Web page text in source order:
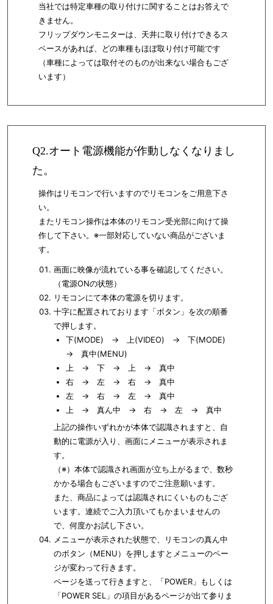
当社では特定車種の取り付けに関することはお答えで
きません。
フリップダウンモニターは、天井に取り付けできるス
ペースがあれば、どの車種もほぼ取り付け可能です
（車種によっては取付そのものが出来ない場合もござ
います）
Q2.オート電源機能が作動しなくなりまし
た。
操作はリモコンで行いますのでリモコンをご用意下さ
い。
またリモコン操作は本体のリモコン受光部に向けて操
作して下さい。※一部対応していない商品がございま
す。
画面に映像が流れている事を確認してください。
（電源ONの状態）
リモコンにて本体の電源を切ります。
十字に配置されております「ボタン」を次の順番
で押します。
下(MODE) → 上(VIDEO) → 下(MODE)
→ 真中(MENU)
上 → 下 → 上 → 真中
右 → 左 → 右 → 真中
左 → 右 → 左 → 真中
上 → 真ん中 → 右 → 左 → 真中
上記の操作いずれかが本体で認識されますと、自
動的に電源が入り、画面にメニューが表示されま
す。
（※）本体で認識され画面が立ち上がるまで、数秒
かかる場合もございますのでご注意願います。
また、商品によっては認識されにくいものもござ
います。連続でご入力頂いてもかまいませんの
で、何度かお試し下さい。
メニューが表示された状態で、リモコンの真ん中
のボタン（MENU）を押しますとメニューのペー
ジが変わって行きます。
ページを送って行きますと、「POWER」もしくは
「POWER SEL」の項目があるページが出て参りま